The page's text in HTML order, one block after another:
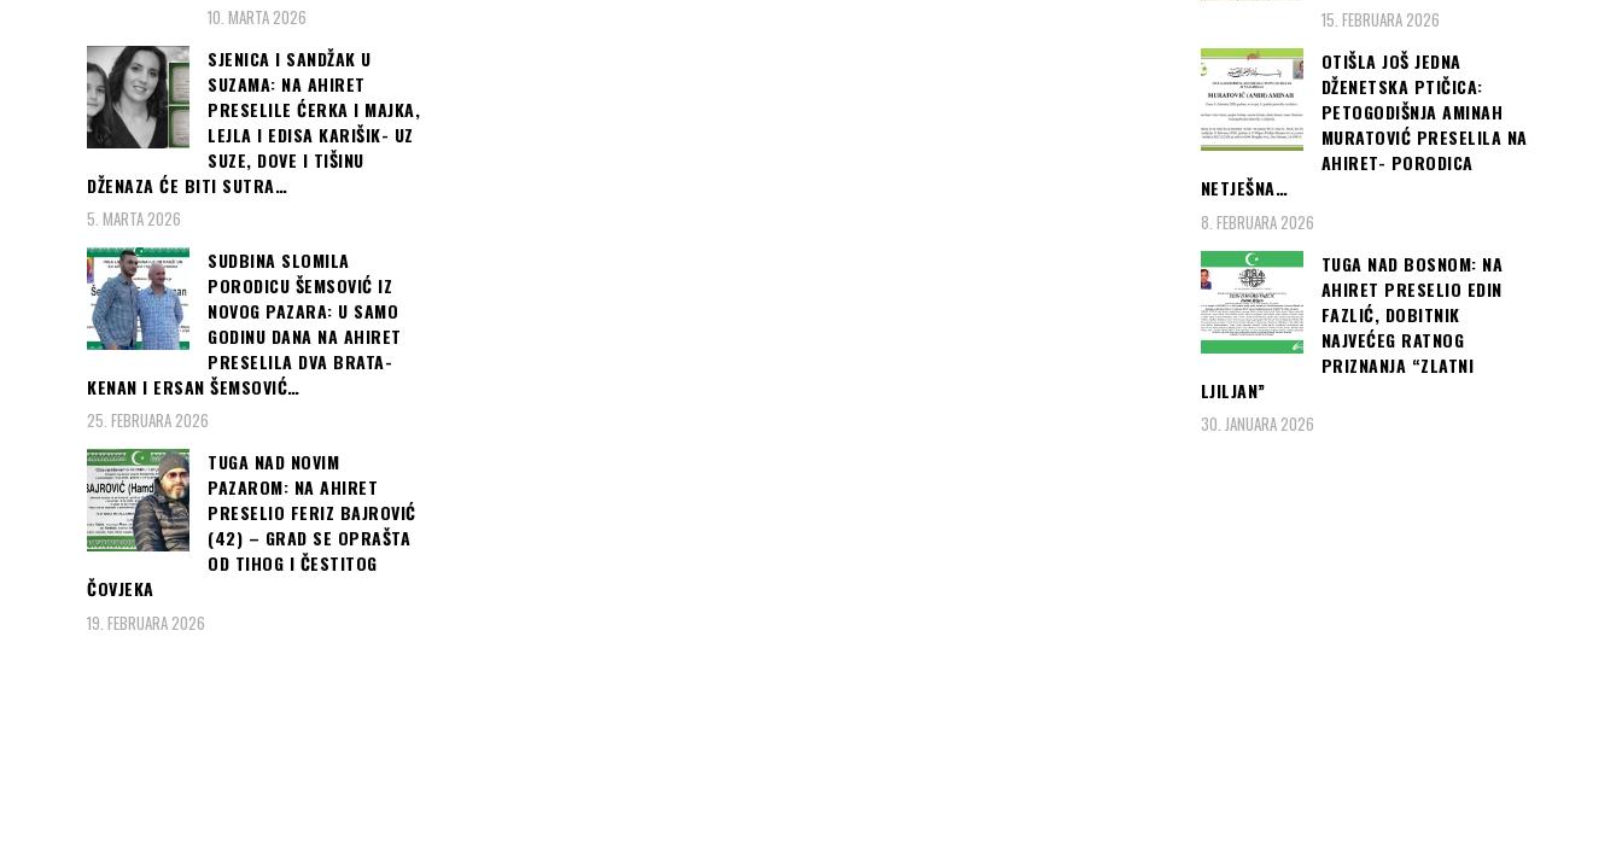
10. MARTA 2026
SJENICA I SANDŽAK U
SUZAMA: NA AHIRET
PRESELILE ĆERKA I MAJKA,
LEJLA I EDISA KARIŠIK- UZ
SUZE, DOVE I TIŠINU
DŽENAZA ĆE BITI SUTRA…
5. MARTA 2026
SUDBINA SLOMILA
PORODICU ŠEMSOVIĆ IZ
NOVOG PAZARA: U SAMO
GODINU DANA NA AHIRET
PRESELILA DVA BRATA-
KENAN I ERSAN ŠEMSOVIĆ…
25. FEBRUARA 2026
TUGA NAD NOVIM
PAZAROM: NA AHIRET
PRESELIO FERIZ BAJROVIĆ
(42) – GRAD SE OPRAŠTA
OD TIHOG I ČESTITOG
ČOVJEKA
19. FEBRUARA 2026
15. FEBRUARA 2026
OTIŠLA JOŠ JEDNA
DŽENETSKA PTIČICA:
PETOGODIŠNJA AMINAH
MURATOVIĆ PRESELILA NA
AHIRET- PORODICA
NETJEŠNA…
8. FEBRUARA 2026
TUGA NAD BOSNOM: NA
AHIRET PRESELIO EDIN
FAZLIĆ, DOBITNIK
NAJVEĆEG RATNOG
PRIZNANJA “ZLATNI
LJILJAN”
30. JANUARA 2026